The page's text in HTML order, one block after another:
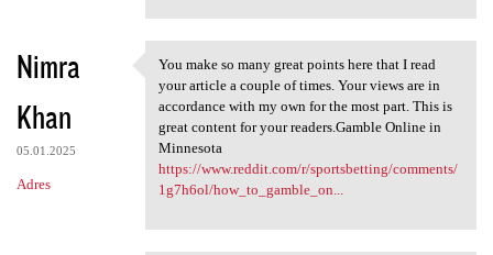
Nimra
Khan
05.01.2025
Adres
You make so many great points
You make so many great points here that I read
your article a couple of times. Your views are in
accordance with my own for the most part. This is
great content for your readers.Gamble Online in
Minnesota
https://www.reddit.com/r/sportsbetting/comments/
1g7h6ol/how_to_gamble_on...